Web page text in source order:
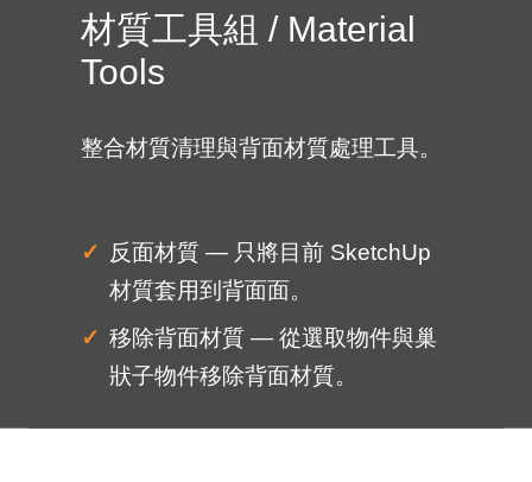
材質工具組 / Material
Tools
整合材質清理與背面材質處理工具。
反面材質 — 只將目前 SketchUp
材質套用到背面面。
移除背面材質 — 從選取物件與巢
狀子物件移除背面材質。